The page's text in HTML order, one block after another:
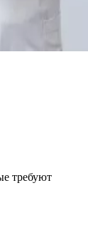
требуют